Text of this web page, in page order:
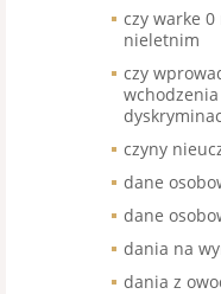
czy warke
nieletnim
czy
czyny
dane
dane
dania na
dania z